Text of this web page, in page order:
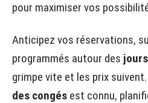
pour maximiser vos
Anticipez vos réservations,
programmés autour des
grimpe vite et les prix suivent.
des congés est connu,